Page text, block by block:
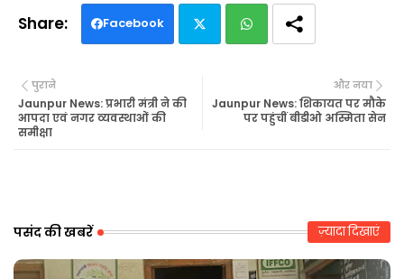
Facebook
ats
और नया
Jaunpur News: शिकायत पर मौके
पर पहुंचीं बीडीओ अस्मिता सेन
पुराने
Jaunpur News: प्रभारी मंत्री ने की
आपदा एवं नगर व्यवस्थाओं की
समीक्षा
पसंद की खबरें ज़्यादा दिखाएं